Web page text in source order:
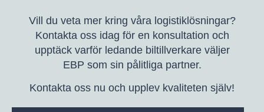
Vill du veta mer kring våra logistiklösningar?
Kontakta oss idag för en konsultation och
upptäck varför ledande biltillverkare väljer
EBP som sin pålitliga partner.
Kontakta oss nu och upplev kvaliteten själv!